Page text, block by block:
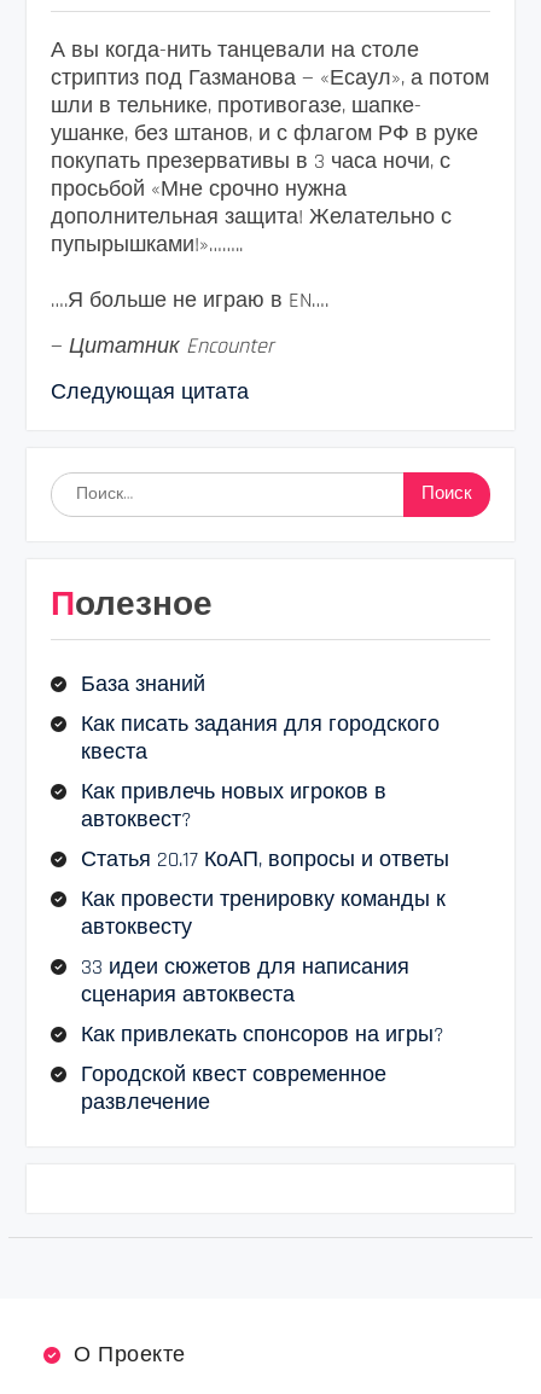
А вы когда-нить танцевали на столе
стриптиз под Газманова — «Есаул», а потом
шли в тельнике, противогазе, шапке-
ушанке, без штанов, и с флагом РФ в руке
покупать презервативы в 3 часа ночи, с
просьбой «Мне срочно нужна
дополнительная защита! Желательно с
пупырышками!»……..
….Я больше не играю в EN….
— Цитатник Encounter
Следующая цитата
Найти:
Полезное
База знаний
Как писать задания для городского
квеста
Как привлечь новых игроков в
автоквест?
Статья 20.17 КоАП, вопросы и ответы
Как провести тренировку команды к
автоквесту
33 идеи сюжетов для написания
сценария автоквеста
Как привлекать спонсоров на игры?
Городской квест современное
развлечение
О Проекте